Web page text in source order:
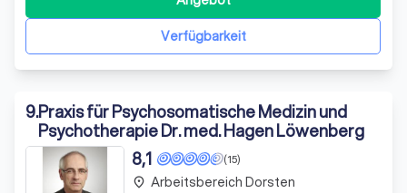
Psychotherapie biete ich Ihnen einen geschützten Raum,
in dem Ihre individuellen Bedü
Verfügbarkeit
9.Praxis für Psychosomatische Medizin und
Psychotherapie Dr. med. Hagen Löwenberg
(15)
8,1
place Arbeitsbereich Dorsten